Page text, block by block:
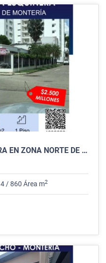
SE VENDE CASA ESQUINERA EN ZONA NORTE DE MONTERIA
4 / 860 Área m2